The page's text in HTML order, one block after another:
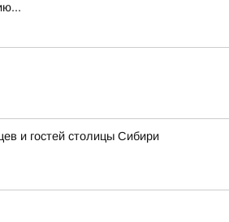
и гостей столицы Сибири